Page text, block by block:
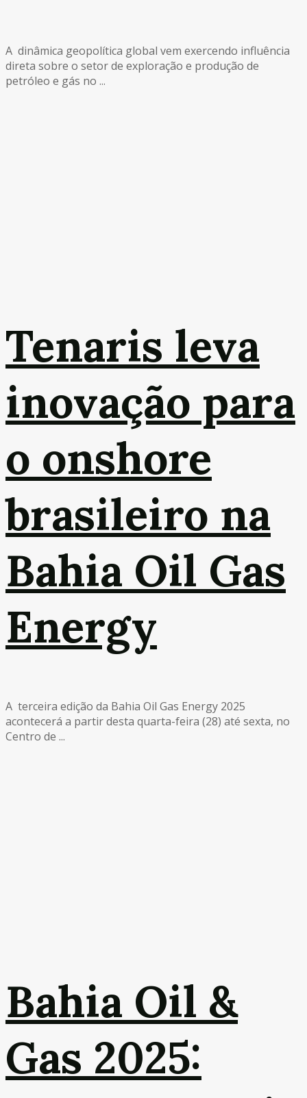
A dinâmica geopolítica global vem exercendo influência
direta sobre o setor de exploração e produção de
petróleo e gás no ...
Tenaris leva
inovação para
o onshore
brasileiro na
Bahia Oil Gas
Energy
A terceira edição da Bahia Oil Gas Energy 2025
acontecerá a partir desta quarta-feira (28) até sexta, no
Centro de ...
Bahia Oil &
Gas 2025: